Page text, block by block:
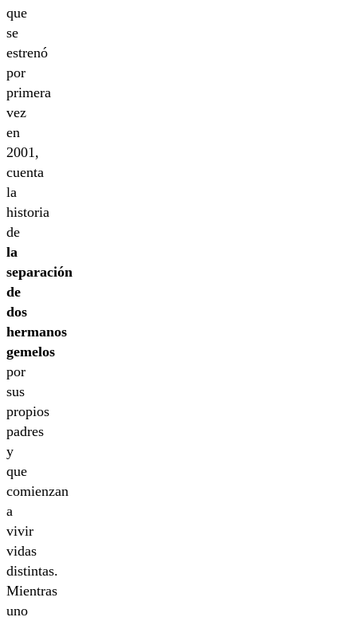
que
se
estrenó
por
primera
vez
en
2001,
cuenta
la
historia
de
la
separación
de
dos
hermanos
gemelos
por
sus
propios
padres
y
que
comienzan
a
vivir
vidas
distintas.
Mientras
uno